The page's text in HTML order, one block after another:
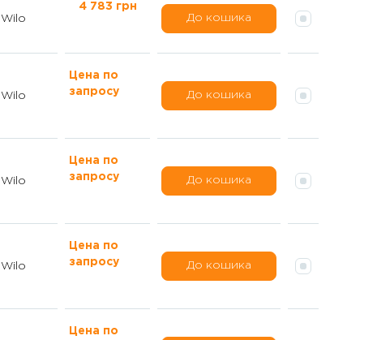
Wilo
4 783 грн
До кошика
Wilo
Цена по
запросу
До кошика
Wilo
Цена по
запросу
До кошика
Wilo
Цена по
запросу
До кошика
Цена по